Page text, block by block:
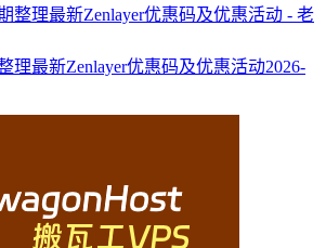
理最新Zenlayer优惠码及优惠活动2026-